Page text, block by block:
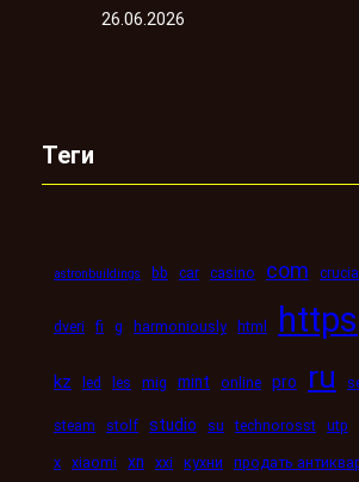
26.06.2026
Теги
astronbuildings bb car casino com crucial
dveri fi g harmoniously html https
kz led les mig mint online pro ru
steam stolf studio su technorosst utp
x xiaomi xn xxi кухни
продать